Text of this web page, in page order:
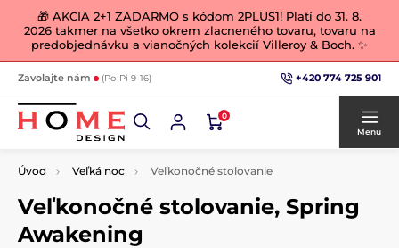
🎁 AKCIA 2+1 ZADARMO s kódom 2PLUS1! Platí do 31. 8.
2026 takmer na všetko okrem zlacneného tovaru, tovaru na
predobjednávku a vianočných kolekcií Villeroy & Boch. ✨
Zavolajte nám (Po-Pi 9-16) +420 774 725 901
0
Menu
Úvod Veľká noc Veľkonočné stolovanie
Veľkonočné stolovanie, Spring
Awakening